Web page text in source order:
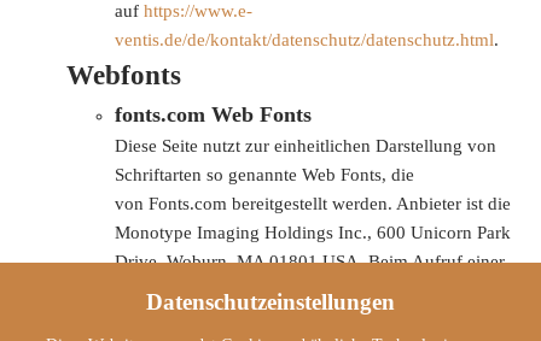
Datenschutzeinstellungen
auf https://www.e-
ventis.de/de/kontakt/datenschutz/datenschutz.html.
Webfonts
fonts.com Web Fonts
Diese Seite nutzt zur einheitlichen Darstellung von
Schriftarten so genannte Web Fonts, die
von Fonts.com bereitgestellt werden. Anbieter ist die
Monotype Imaging Holdings Inc., 600 Unicorn Park
Drive, Woburn, MA 01801 USA. Beim Aufruf einer
Seite lädt Ihr Browser die benötigten Web Fonts in
ihren Browsercache, um Texte und Schriftarten